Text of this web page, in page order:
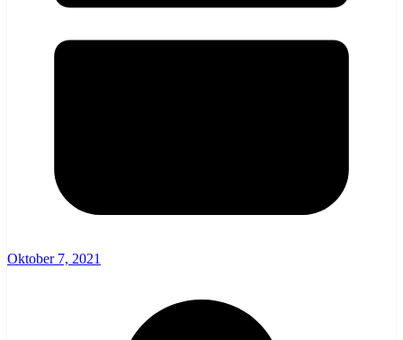
Oktober 7, 2021